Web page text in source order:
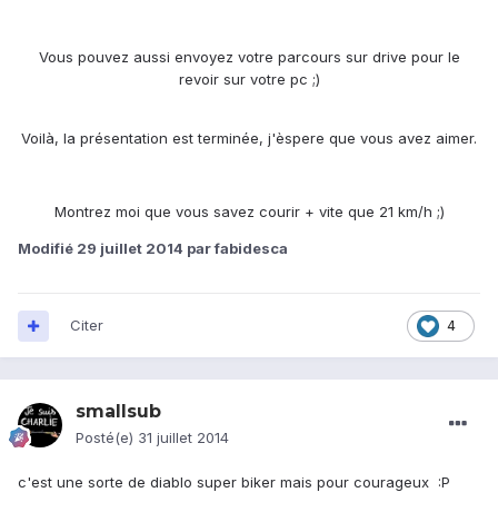
Vous pouvez aussi envoyez votre parcours sur drive pour le
revoir sur votre pc ;)
Voilà, la présentation est terminée, j'èspere que vous avez aimer.
Montrez moi que vous savez courir + vite que 21 km/h ;)
Modifié 29 juillet 2014 par fabidesca
4
Citer
smallsub
Posté(e) 31 juillet 2014
c'est une sorte de diablo super biker mais pour courageux :P